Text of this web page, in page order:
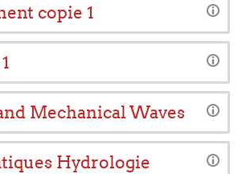
copie 1
Mechanical Waves
Hydrologie